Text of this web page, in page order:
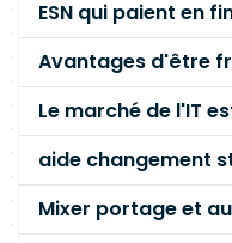
Avantages d'être